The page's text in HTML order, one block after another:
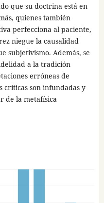
que su doctrina está en
quienes también
perfecciona al paciente,
niegue la causalidad
subjetivismo. Además, se
a la tradición
erróneas de
críticas son infundadas y
de la metafísica